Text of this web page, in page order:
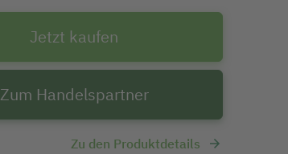
Jetzt kaufen
Zum Handelspartner
Zu den Produktdetails